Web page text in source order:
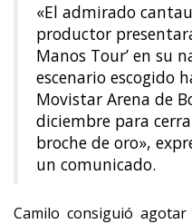
«El admirado
productor
Manos Tour’ en su
escenario escogido
Movistar Arena de
diciembre para
broche de oro»,
un comunicado.
Camilo consiguió